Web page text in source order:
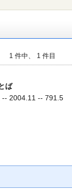
1 件中、 1 件目
ば
-- 2004.11 -- 791.5